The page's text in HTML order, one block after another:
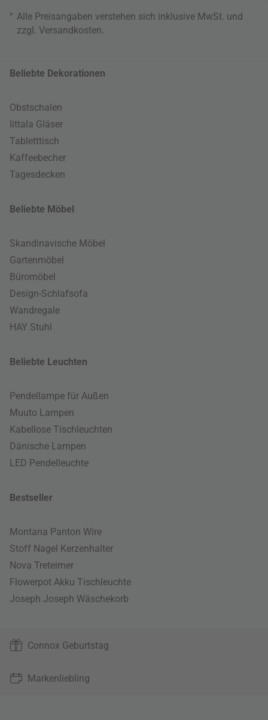
* Alle Preisangaben verstehen sich inklusive MwSt. und
zzgl. Versandkosten.
Beliebte Dekorationen
Obstschalen
Iittala Gläser
Tabletttisch
Kaffeebecher
Tagesdecken
Beliebte Möbel
Skandinavische Möbel
Gartenmöbel
Büromöbel
Design-Schlafsofa
Wandregale
HAY Stuhl
Beliebte Leuchten
Pendellampe für Außen
Muuto Lampen
Kabellose Tischleuchten
Dänische Lampen
LED Pendelleuchte
Bestseller
Montana Panton Wire
Stoff Nagel Kerzenhalter
Nova Treteimer
Flowerpot Akku Tischleuchte
Joseph Joseph Wäschekorb
Connox Geburtstag
Markenliebling